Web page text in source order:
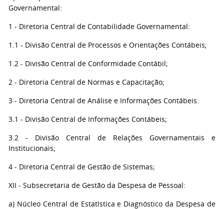
Governamental:
1 - Diretoria Central de Contabilidade Governamental:
1.1 - Divisão Central de Processos e Orientações Contábeis;
1.2 - Divisão Central de Conformidade Contábil;
2 - Diretoria Central de Normas e Capacitação;
3 - Diretoria Central de Análise e Informações Contábeis:
3.1 - Divisão Central de Informações Contábeis;
3.2 - Divisão Central de Relações Governamentais e
Institucionais;
4 - Diretoria Central de Gestão de Sistemas;
XII - Subsecretaria de Gestão da Despesa de Pessoal:
a) Núcleo Central de Estatística e Diagnóstico da Despesa de